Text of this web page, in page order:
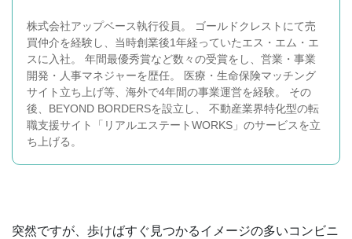
株式会社アップベース執行役員。 ゴールドクレストにて売
買仲介を経験し、当時創業後1年経っていたエス・エム・エ
スに入社。 年間最優秀賞など数々の受賞をし、営業・事業
開発・人事マネジャーを歴任。 医療・生命保険マッチング
サイト立ち上げ等、海外で4年間の事業運営を経験。 その
後、BEYOND BORDERSを設立し、 不動産業界特化型の転
職支援サイト「リアルエステートWORKS」のサービスを立
ち上げる。
突然ですが、歩けばすぐ見つかるイメージの多いコンビニ